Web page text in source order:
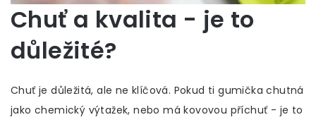
Chuť a kvalita - je to
důležité?
Chuť je důležitá, ale ne klíčová. Pokud ti gumička chutná
jako chemický výtažek, nebo má kovovou příchuť - je to